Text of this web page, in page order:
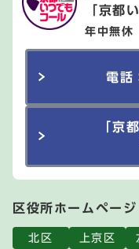
「京都
年中無
電
「京
区役所ホームページ
北区 上京区